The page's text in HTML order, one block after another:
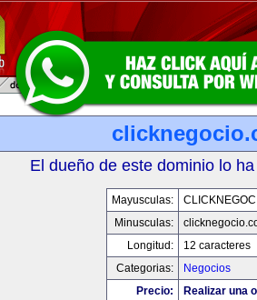
El dueño de este dominio lo
Mayusculas:
Minusculas:
Longitud:
12 caracteres
Categorias:
Negocios
Precio:
Realizar una